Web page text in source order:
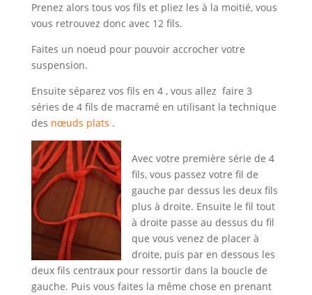
Prenez alors tous vos fils et pliez les à la moitié, vous
vous retrouvez donc avec 12 fils.
Faites un noeud pour pouvoir accrocher votre
suspension.
Ensuite séparez vos fils en 4 , vous allez faire 3
séries de 4 fils de macramé en utilisant la technique
des nœuds plats .
Avec votre première série de 4
fils, vous passez votre fil de
gauche par dessus les deux fils
plus à droite. Ensuite le fil tout
à droite passe au dessus du fil
que vous venez de placer à
droite, puis par en dessous les
deux fils centraux pour ressortir dans la boucle de
gauche. Puis vous faites la même chose en prenant